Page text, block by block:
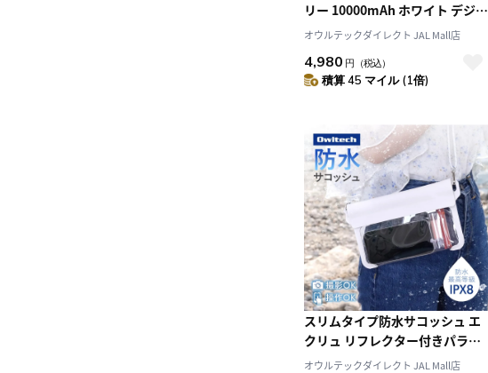
リー 10000mAh ホワイト デジタ
ル表示搭載
オウルテックダイレクト JAL Mall店
4,980 円 （税込）
積算 45 マイル (1倍)
スリムタイプ防水サコッシュ エ
クリュ リフレクター付きパラコ
ードストラップ採用 IPX8準拠
オウルテックダイレクト JAL Mall店